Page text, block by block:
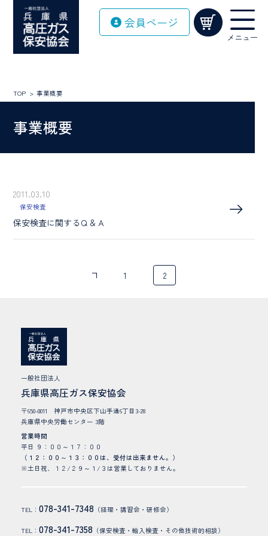
content
会員ページ
メニュー
TOP 事業概要
事業概要
2011.03.10
保安検査
保安検査に関するＱ＆Ａ
<<
1 2
一般社団法人
兵庫県高圧ガス保安協会
〒650-0011 神戸市中央区下山手通6丁目3-28
兵庫県中央労働センター 3階
営業時間
平日 ９：００～１７：００
（１２：００～１３：００は、受付は出来ません。）
※土日祝、１２/２９～１/３は営業しておりません。
TEL： 078-341-7348 （経理・講習会・研修会）
TEL： 078-341-7358 （保安検査・輸入検査・その他技術的相談）